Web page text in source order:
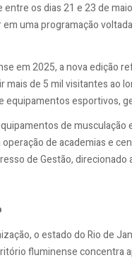
os dias 21 e 23 de
uma programação
em 2025, a nova edição
de 5 mil visitantes ao
equipamentos esportivos,
de
de academias e
de Gestão,
o estado do Rio de
fluminense concentra